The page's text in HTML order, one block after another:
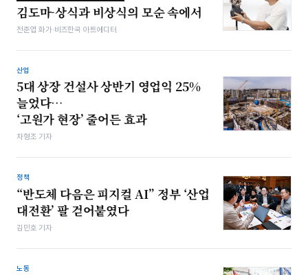
김도마-상식과 비상식의 모순 속에서
전준엽 화가·비즈한국 아트에디터
산업
5대 상장 건설사 상반기 영업익 25%
늘었다…
‘고원가 현장’ 줄어든 효과
차형조 기자
정책
“반도체 다음은 피지컬 AI” 정부 ‘산업
대전환’ 팔 걷어붙였다
김민호 기자
노동